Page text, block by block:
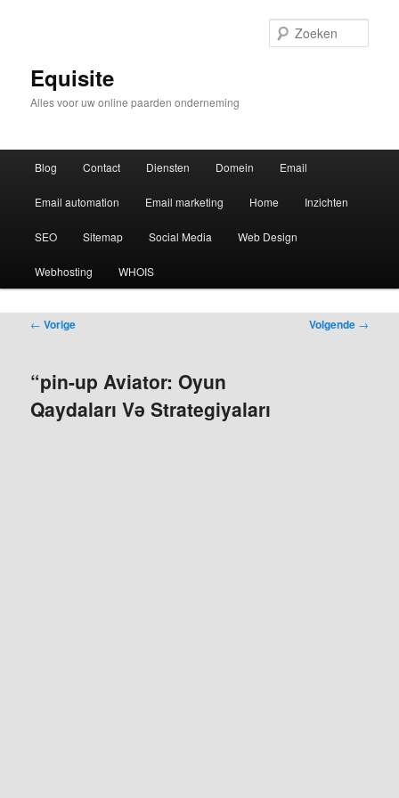
Equisite
Alles voor uw online paarden onderneming
Blog Contact Diensten Domein Email
Email automation Email marketing Home Inzichten
SEO Sitemap Social Media Web Design
Webhosting WHOIS
Bericht
← Vorige Volgende →
“pin-up Aviator: Oyun
Qaydaları Və Strategiyaları